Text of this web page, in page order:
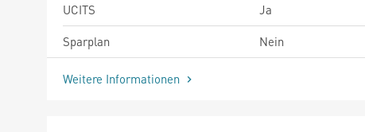
UCITS
Ja
Sparplan
Nein
Weitere Informationen